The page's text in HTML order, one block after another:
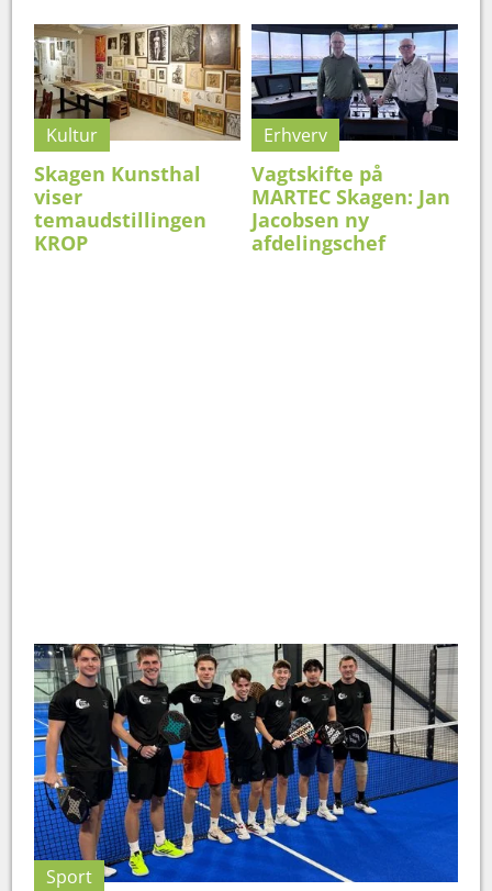
Kultur
Skagen Kunsthal
viser
temaudstillingen
KROP
Erhverv
Vagtskifte på
MARTEC Skagen: Jan
Jacobsen ny
afdelingschef
Sport